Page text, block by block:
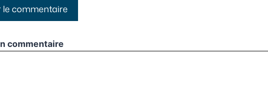
commentaire